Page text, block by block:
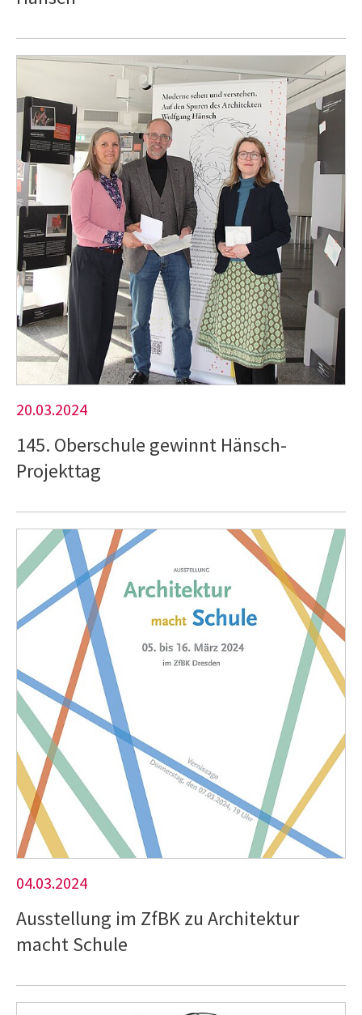
20.03.2024
145. Oberschule gewinnt Hänsch-
Projekttag
04.03.2024
Ausstellung im ZfBK zu Architektur
macht Schule